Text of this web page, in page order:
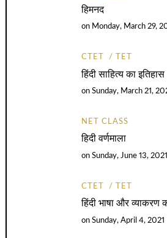
हिमनद
on Monday, March 29,
CTET TET
हिंदी साहित्य का इतिहास
onSunday, March 21,
NET CLASS
हिदी वर्णमाला
onSunday, June 13, 2021
CTET TET
हिंदी भाषा और व्याकरण
onSunday, April 4, 2021